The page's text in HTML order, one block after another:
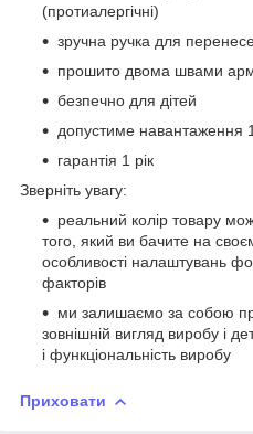
(протиалергічні)
зручна ручка для
прошито двома швами
безпечно для дітей
допустиме навантаження
гарантія 1 рік
Зверніть увагу:
реальний колір товару
того, який ви бачите на
особливості налаштувань
факторів
ми залишаємо за собою
зовнішній вигляд виробу і
і функціональність виробу
Приховати